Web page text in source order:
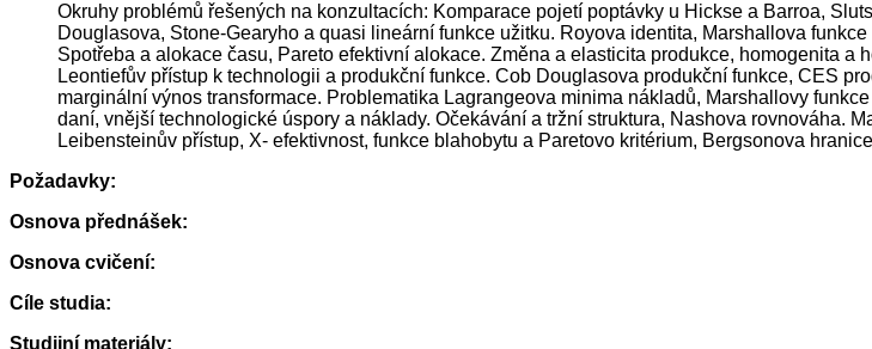
Okruhy problémů řešených na konzultacích: Komparace pojetí poptávky u Hickse a Barroa,
Douglasova, Stone-Gearyho a quasi lineární funkce užitku. Royova identita, Marshallova
Spotřeba a alokace času, Pareto efektivní alokace. Změna a elasticita produkce, homogenita
Leontiefův přístup k technologii a produkční funkce. Cob Douglasova produkční funkce, CES
marginální výnos transformace. Problematika Lagrangeova minima nákladů, Marshallovy
daní, vnější technologické úspory a náklady. Očekávání a tržní struktura, Nashova rovnováha.
Leibensteinův přístup, X- efektivnost, funkce blahobytu a Paretovo kritérium, Bergsonova
Požadavky:
Osnova přednášek:
Osnova cvičení:
Cíle studia:
Studijní materiály: